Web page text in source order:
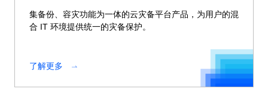
集备份、容灾功能为一体的云灾备平台产品，为用户的混
合 IT 环境提供统一的灾备保护。
了解更多